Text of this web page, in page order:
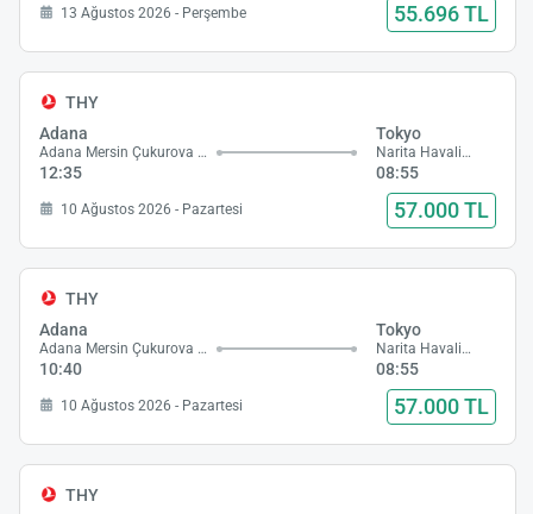
13 Ağustos 2026 - Perşembe 55.696 TL
THY
Adana
Adana Mersin Çukurova Havalimanı
12:35
Tokyo
Narita Havalimanı
08:55
10 Ağustos 2026 - Pazartesi 57.000 TL
THY
Adana
Adana Mersin Çukurova Havalimanı
10:40
Tokyo
Narita Havalimanı
08:55
10 Ağustos 2026 - Pazartesi 57.000 TL
THY